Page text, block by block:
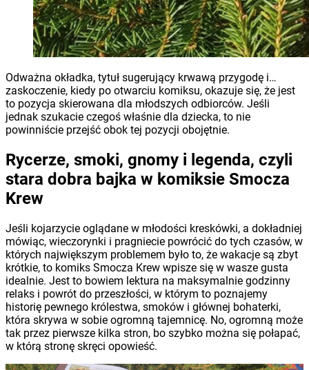
Odważna okładka, tytuł sugerujący krwawą przygodę i…
zaskoczenie, kiedy po otwarciu komiksu, okazuje się, że jest
to pozycja skierowana dla młodszych odbiorców. Jeśli
jednak szukacie czegoś właśnie dla dziecka, to nie
powinniście przejść obok tej pozycji obojętnie.
Rycerze, smoki, gnomy i legenda, czyli
stara dobra bajka w komiksie Smocza
Krew
Jeśli kojarzycie oglądane w młodości kreskówki, a dokładniej
mówiąc, wieczorynki i pragniecie powrócić do tych czasów, w
których największym problemem było to, że wakacje są zbyt
krótkie, to komiks Smocza Krew wpisze się w wasze gusta
idealnie. Jest to bowiem lektura na maksymalnie godzinny
relaks i powrót do przeszłości, w którym to poznajemy
historię pewnego królestwa, smoków i głównej bohaterki,
która skrywa w sobie ogromną tajemnicę. No, ogromną może
tak przez pierwsze kilka stron, bo szybko można się połapać,
w którą stronę skręci opowieść.